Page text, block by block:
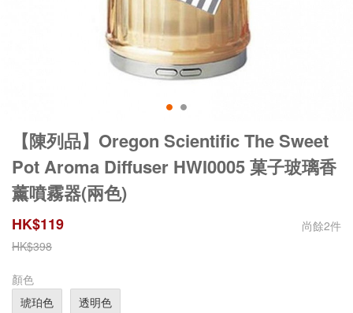
【陳列品】Oregon Scientific The Sweet
Pot Aroma Diffuser HWI0005 菓子玻璃香
薰噴霧器(兩色)
HK$119 尚餘2件
HK$398
顏色
琥珀色
透明色